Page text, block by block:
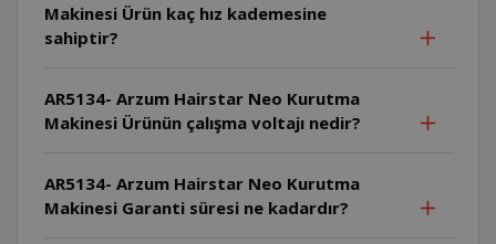
Makinesi Ürün kaç hız kademesine
sahiptir?
AR5134- Arzum Hairstar Neo Kurutma
Makinesi Ürünün çalışma voltajı nedir?
AR5134- Arzum Hairstar Neo Kurutma
Makinesi Garanti süresi ne kadardır?